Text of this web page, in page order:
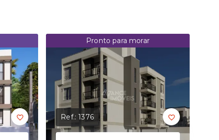
Pronto para morar
Ref.:1376